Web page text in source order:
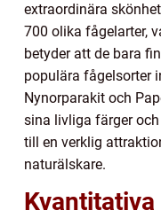
extraordinära
700 olika fågelarter,
betyder att de bara
populära fågelsorter
Nynorparakit och
sina livliga färger
till en verklig
naturälskare.